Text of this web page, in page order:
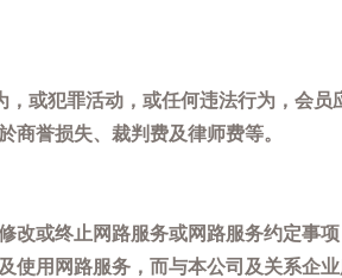
或犯罪活动，或任何违法行为，会
商誉损失、裁判费及律师费等。
改或终止网路服务或网路服务约定事
使用网路服务，而与本公司及关系企